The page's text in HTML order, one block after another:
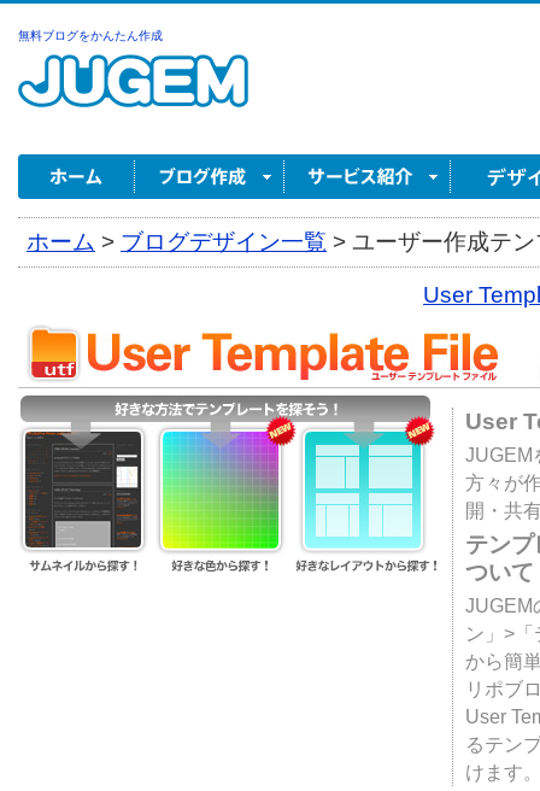
無料ブログをかんたん作成
ホーム > ブログデザイン一覧 > ユーザー作成テ
User
User
JUGEM
方々が
開・共
テン
ついて
JUGEM
ン」>
から簡
リポブ
User
るテン
けます